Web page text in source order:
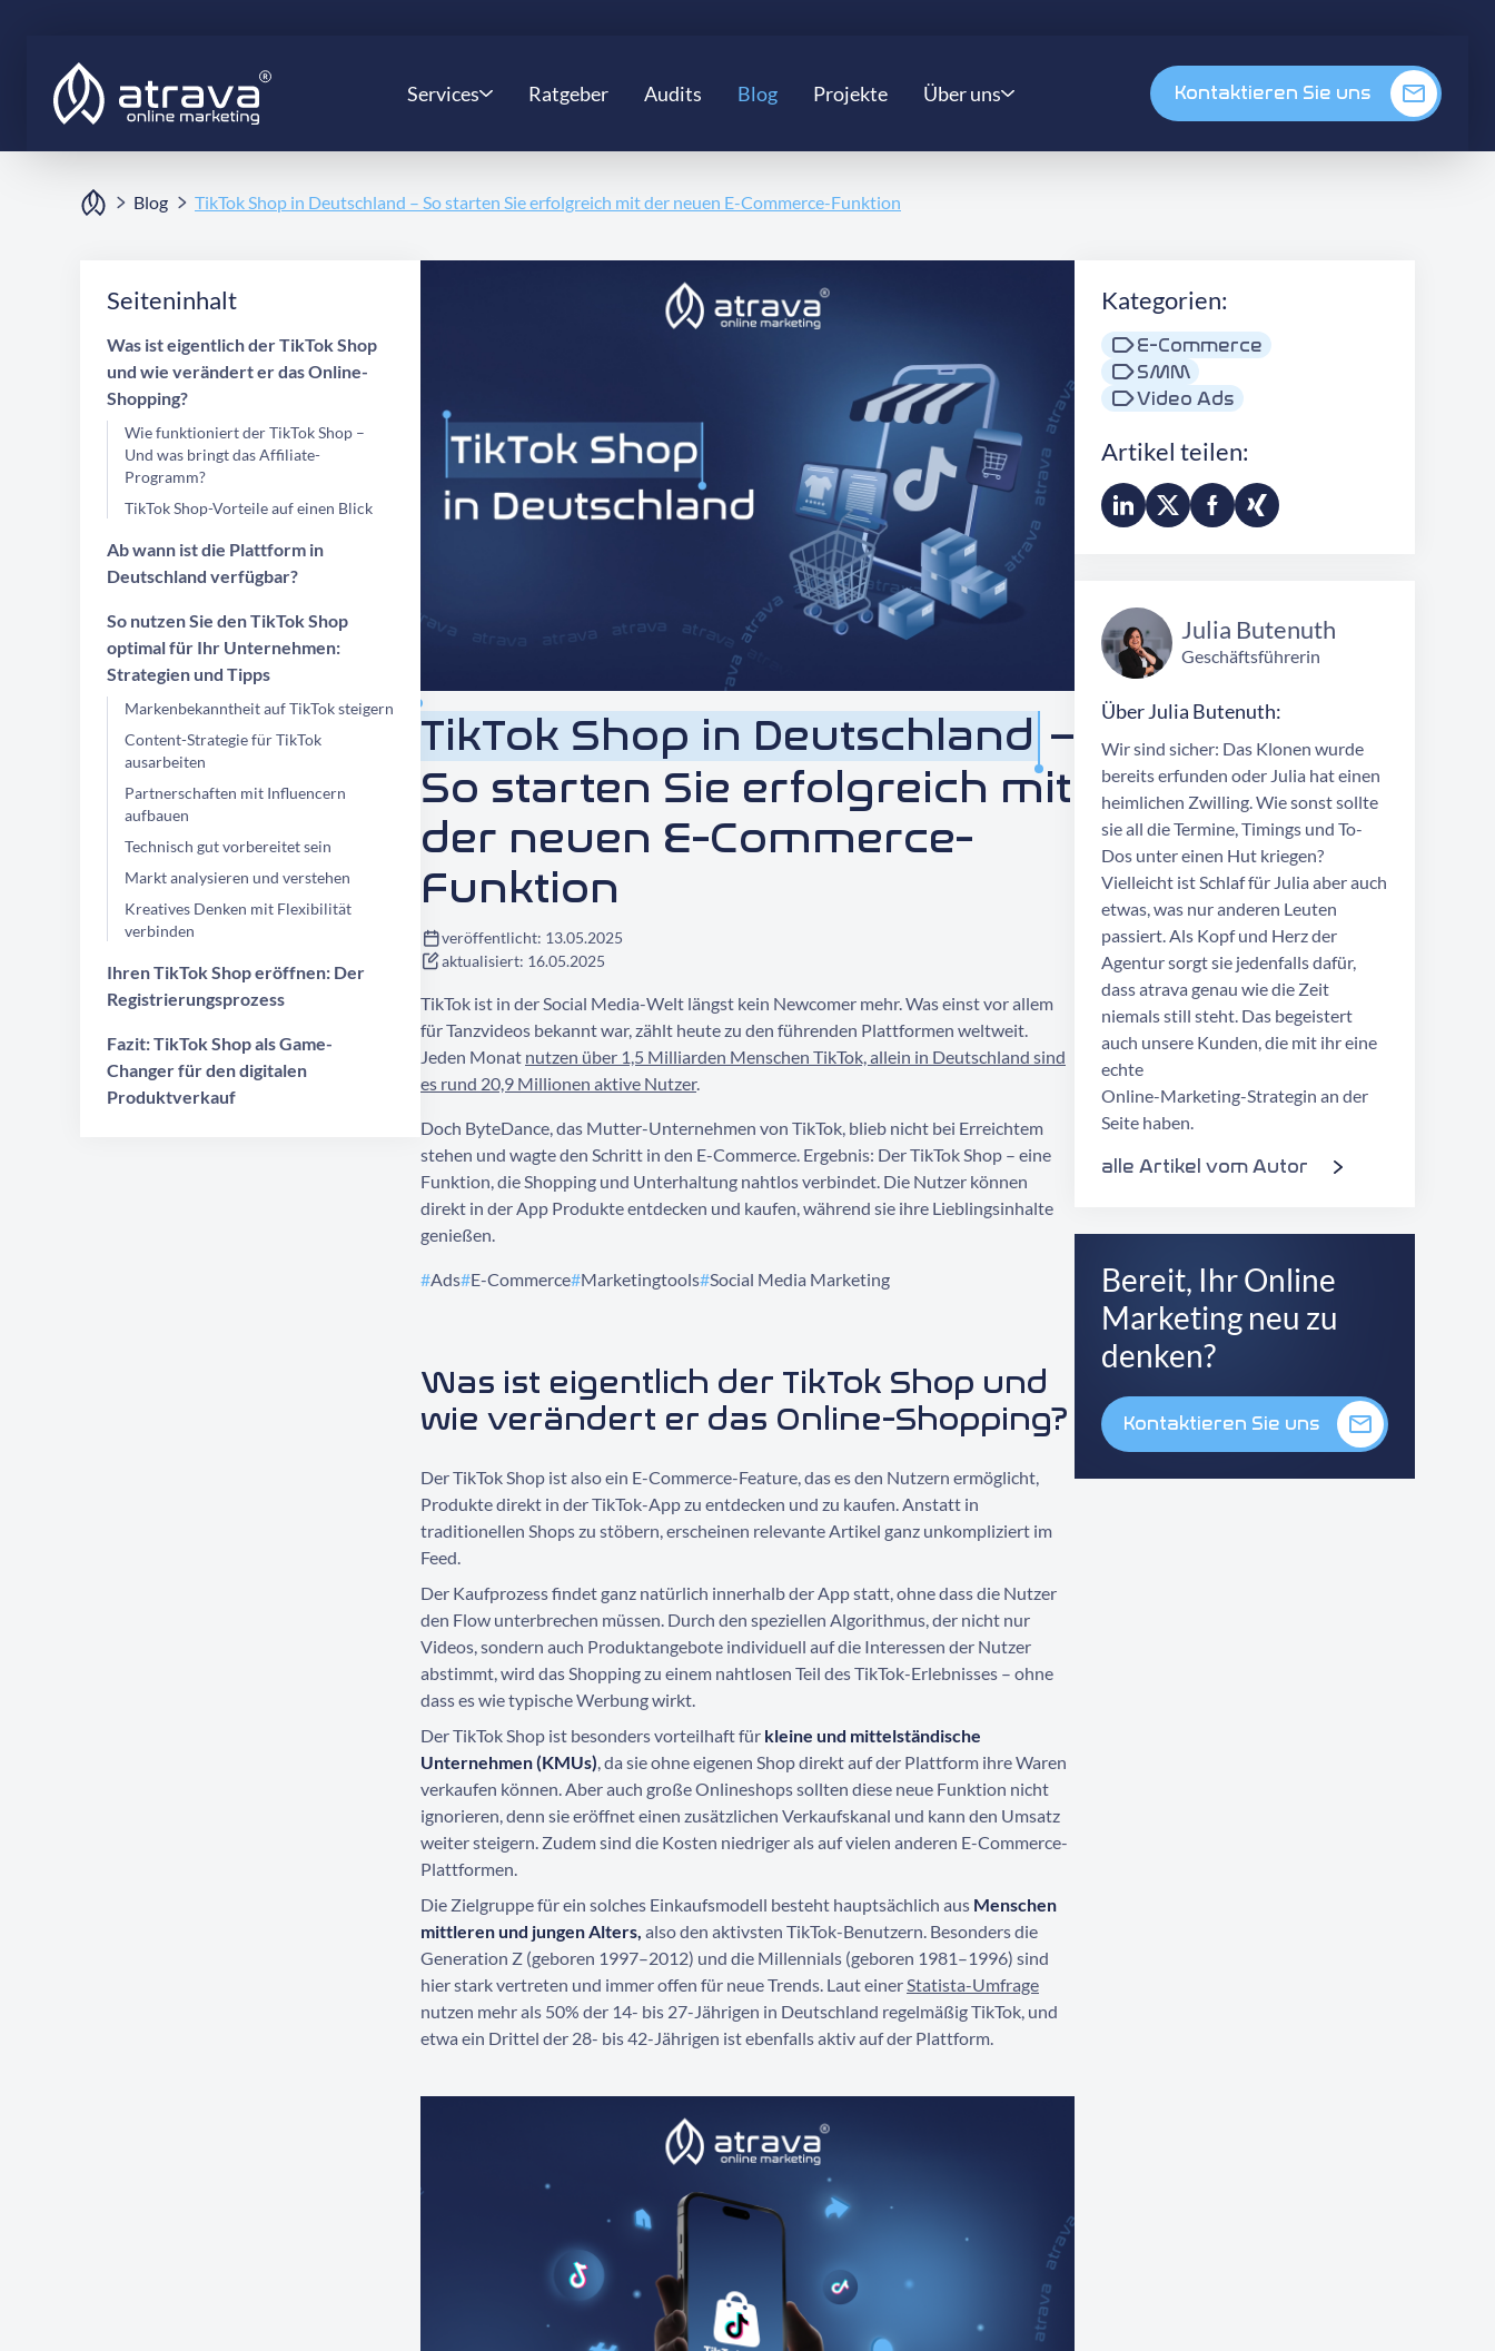
Services Ratgeber Audits Blog Projekte Über uns Kontaktieren Sie uns
Blog TikTok Shop in Deutschland – So starten Sie erfolgreich mit der neuen E-Commerce-Funktion
Seiteninhalt
Was ist eigentlich der TikTok Shop
und wie verändert er das Online-
Shopping?
Wie funktioniert der TikTok Shop –
Und was bringt das Affiliate-
Programm?
TikTok Shop-Vorteile auf einen Blick
Ab wann ist die Plattform in
Deutschland verfügbar?
So nutzen Sie den TikTok Shop
optimal für Ihr Unternehmen:
Strategien und Tipps
Markenbekanntheit auf TikTok steigern
Content-Strategie für TikTok
ausarbeiten
Partnerschaften mit Influencern
aufbauen
Technisch gut vorbereitet sein
Markt analysieren und verstehen
Kreatives Denken mit Flexibilität
verbinden
Ihren TikTok Shop eröffnen: Der
Registrierungsprozess
Fazit: TikTok Shop als Game-
Changer für den digitalen
Produktverkauf
TikTok Shop in Deutschland –
So starten Sie erfolgreich mit
der neuen E-Commerce-
Funktion
veröffentlicht: 13.05.2025
aktualisiert: 16.05.2025
TikTok ist in der Social Media-Welt längst kein Newcomer mehr. Was einst vor allem
für Tanzvideos bekannt war, zählt heute zu den führenden Plattformen weltweit.
Jeden Monat nutzen über 1,5 Milliarden Menschen TikTok, allein in Deutschland sind
es rund 20,9 Millionen aktive Nutzer.
Doch ByteDance, das Mutter-Unternehmen von TikTok, blieb nicht bei Erreichtem
stehen und wagte den Schritt in den E-Commerce. Ergebnis: Der TikTok Shop – eine
Funktion, die Shopping und Unterhaltung nahtlos verbindet. Die Nutzer können
direkt in der App Produkte entdecken und kaufen, während sie ihre Lieblingsinhalte
genießen.
#Ads#E-Commerce#Marketingtools#Social Media Marketing
Was ist eigentlich der TikTok Shop und
wie verändert er das Online-Shopping?
Der TikTok Shop ist also ein E-Commerce-Feature, das es den Nutzern ermöglicht,
Produkte direkt in der TikTok-App zu entdecken und zu kaufen. Anstatt in
traditionellen Shops zu stöbern, erscheinen relevante Artikel ganz unkompliziert im
Feed.
Der Kaufprozess findet ganz natürlich innerhalb der App statt, ohne dass die Nutzer
den Flow unterbrechen müssen. Durch den speziellen Algorithmus, der nicht nur
Videos, sondern auch Produktangebote individuell auf die Interessen der Nutzer
abstimmt, wird das Shopping zu einem nahtlosen Teil des TikTok-Erlebnisses – ohne
dass es wie typische Werbung wirkt.
Der TikTok Shop ist besonders vorteilhaft für kleine und mittelständische
Unternehmen (KMUs), da sie ohne eigenen Shop direkt auf der Plattform ihre Waren
verkaufen können. Aber auch große Onlineshops sollten diese neue Funktion nicht
ignorieren, denn sie eröffnet einen zusätzlichen Verkaufskanal und kann den Umsatz
weiter steigern. Zudem sind die Kosten niedriger als auf vielen anderen E-Commerce-
Plattformen.
Die Zielgruppe für ein solches Einkaufsmodell besteht hauptsächlich aus Menschen
mittleren und jungen Alters, also den aktivsten TikTok-Benutzern. Besonders die
Generation Z (geboren 1997–2012) und die Millennials (geboren 1981–1996) sind
hier stark vertreten und immer offen für neue Trends. Laut einerStatista-Umfrage
nutzen mehr als 50% der 14- bis 27-Jährigen in Deutschland regelmäßig TikTok, und
etwa ein Drittel der 28- bis 42-Jährigen ist ebenfalls aktiv auf der Plattform.
Kategorien:
E-Commerce
SMM
Video Ads
Artikel teilen:
Julia Butenuth
Geschäftsführerin
Über Julia Butenuth:
Wir sind sicher: Das Klonen wurde
bereits erfunden oder Julia hat einen
heimlichen Zwilling. Wie sonst sollte
sie all die Termine, Timings und To-
Dos unter einen Hut kriegen?
Vielleicht ist Schlaf für Julia aber auch
etwas, was nur anderen Leuten
passiert. Als Kopf und Herz der
Agentur sorgt sie jedenfalls dafür,
dass atrava genau wie die Zeit
niemals still steht. Das begeistert
auch unsere Kunden, die mit ihr eine
echte
Online-Marketing-Strategin an der
Seite haben.
alle Artikel vom Autor
Bereit, Ihr Online
Marketing neu zu
denken?
Kontaktieren Sie uns